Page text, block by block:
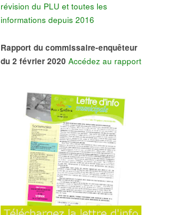
révision du PLU et toutes les
informations depuis 2016
Rapport du commissaire-enquêteur
du 2 février 2020 Accédez au rapport